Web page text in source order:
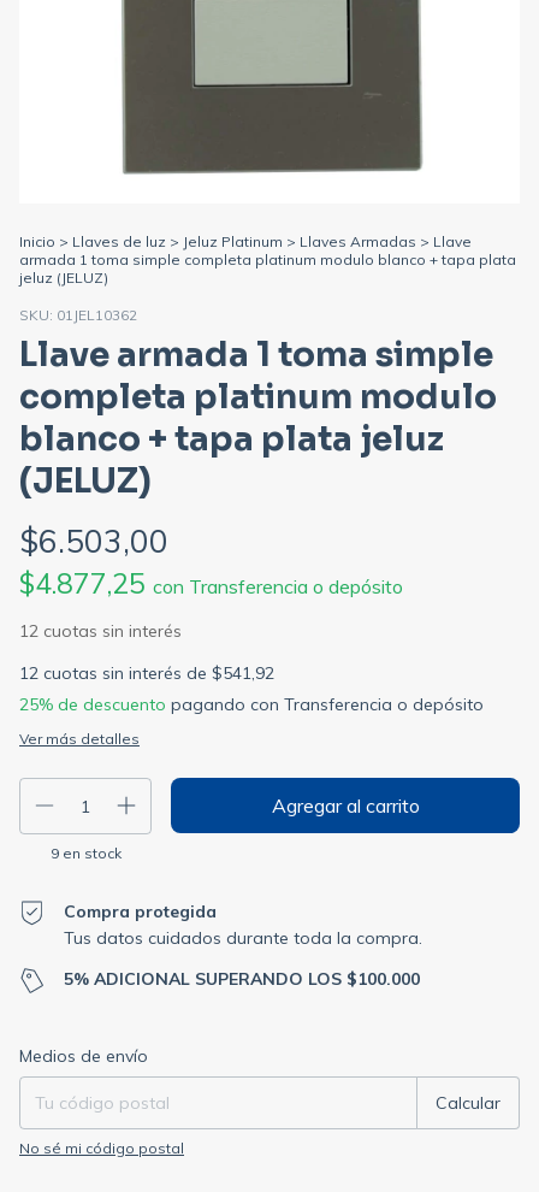
Inicio > Llaves de luz > Jeluz Platinum > Llaves Armadas > Llave
armada 1 toma simple completa platinum modulo blanco + tapa plata
jeluz (JELUZ)
SKU: 01JEL10362
Llave armada 1 toma simple
completa platinum modulo
blanco + tapa plata jeluz
(JELUZ)
$6.503,00
$4.877,25 con Transferencia o depósito
12 cuotas sin interés de $541,92
25% de descuento pagando con Transferencia o depósito
Ver más detalles
9en stock
Compra protegida
Tus datos cuidados durante toda la compra.
5% ADICIONAL SUPERANDO LOS $100.000
Entregas para el CP:
Medios de envío
Calcular
No sé mi código postal